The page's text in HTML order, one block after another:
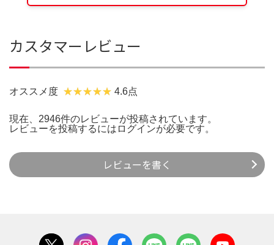
カスタマーレビュー
オススメ度 4.6点
現在、2946件のレビューが投稿されています。
レビューを投稿するには ログインが必要です。
レビューを書く